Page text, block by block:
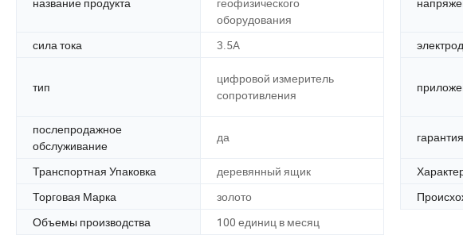
оборудования
сила тока 3.5A
тип
цифровой измеритель
сопротивления
послепродажное
обслуживание
да гарантия
Транспортная Упаковка деревянный ящик
Торговая Марка
золото
Объемы производства
100 единиц в месяц